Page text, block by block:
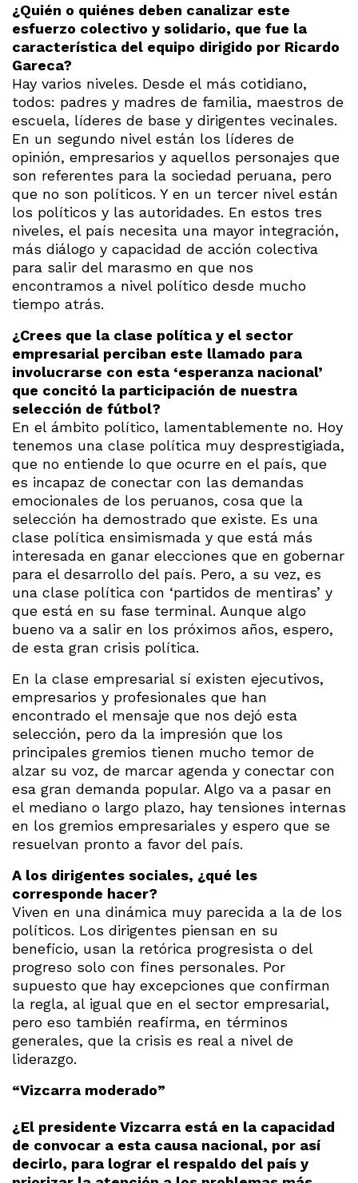
¿Quién o quiénes deben canalizar este
esfuerzo colectivo y solidario, que fue la
característica del equipo dirigido por Ricardo
Gareca?
Hay varios niveles. Desde el más cotidiano,
todos: padres y madres de familia, maestros de
escuela, líderes de base y dirigentes vecinales.
En un segundo nivel están los líderes de
opinión, empresarios y aquellos personajes que
son referentes para la sociedad peruana, pero
que no son políticos. Y en un tercer nivel están
los políticos y las autoridades. En estos tres
niveles, el país necesita una mayor integración,
más diálogo y capacidad de acción colectiva
para salir del marasmo en que nos
encontramos a nivel político desde mucho
tiempo atrás.
¿Crees que la clase política y el sector
empresarial perciban este llamado para
involucrarse con esta ‘esperanza nacional’
que concitó la participación de nuestra
selección de fútbol?
En el ámbito político, lamentablemente no. Hoy
tenemos una clase política muy desprestigiada,
que no entiende lo que ocurre en el país, que
es incapaz de conectar con las demandas
emocionales de los peruanos, cosa que la
selección ha demostrado que existe. Es una
clase política ensimismada y que está más
interesada en ganar elecciones que en gobernar
para el desarrollo del país. Pero, a su vez, es
una clase política con ‘partidos de mentiras’ y
que está en su fase terminal. Aunque algo
bueno va a salir en los próximos años, espero,
de esta gran crisis política.
En la clase empresarial sí existen ejecutivos,
empresarios y profesionales que han
encontrado el mensaje que nos dejó esta
selección, pero da la impresión que los
principales gremios tienen mucho temor de
alzar su voz, de marcar agenda y conectar con
esa gran demanda popular. Algo va a pasar en
el mediano o largo plazo, hay tensiones internas
en los gremios empresariales y espero que se
resuelvan pronto a favor del país.
A los dirigentes sociales, ¿qué les
corresponde hacer?
Viven en una dinámica muy parecida a la de los
políticos. Los dirigentes piensan en su
beneficio, usan la retórica progresista o del
progreso solo con fines personales. Por
supuesto que hay excepciones que confirman
la regla, al igual que en el sector empresarial,
pero eso también reafirma, en términos
generales, que la crisis es real a nivel de
liderazgo.
“Vizcarra moderado”
¿El presidente Vizcarra está en la capacidad
de convocar a esta causa nacional, por así
decirlo, para lograr el respaldo del país y